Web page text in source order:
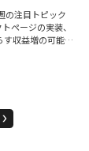
の注目トピック
ページの実装、
収益増の可能性
っかりとチェッ
い限りすべて現
定機能を公開 -